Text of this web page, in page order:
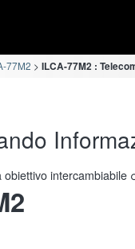
77M2 ILCA-77M2 :
obiettivo intercambiabile